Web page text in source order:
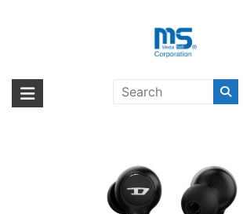
海外輸入ブランド商品
海外事業部が取り揃えている海外輸入商品には、
ランド」をはじめ「ユニークな商品」「機能的な
Wireless Earbuds〕